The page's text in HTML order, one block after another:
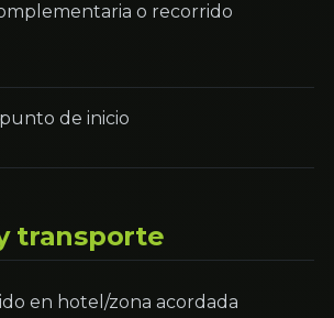
o recorrido
de inicio
transporte
en hotel/zona acordada